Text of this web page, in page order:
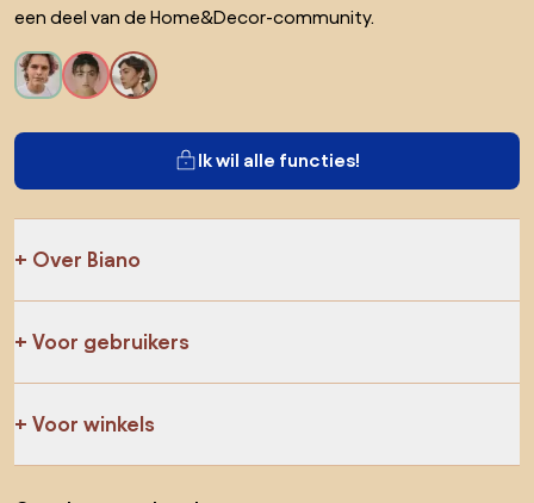
een deel van de Home&Decor-community.
Ik wil alle functies!
Over Biano
Voor gebruikers
Voor winkels